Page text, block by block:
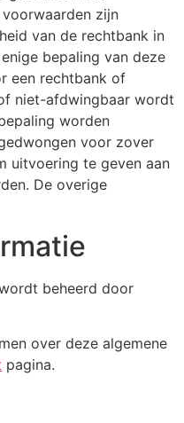
zijn
van de rechtbank in
bepaling van deze
een rechtbank of
niet-afdwingbaar wordt
worden
voor zover
uitvoering te geven aan
De overige
beheerd door
over deze algemene
pagina.